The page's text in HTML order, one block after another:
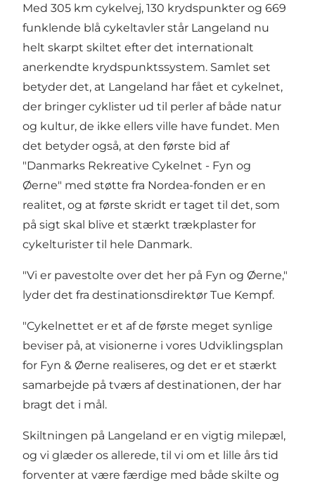
Med 305 km cykelvej, 130 krydspunkter og 669
funklende blå cykeltavler står Langeland nu
helt skarpt skiltet efter det internationalt
anerkendte krydspunktssystem. Samlet set
betyder det, at Langeland har fået et cykelnet,
der bringer cyklister ud til perler af både natur
og kultur, de ikke ellers ville have fundet. Men
det betyder også, at den første bid af
"Danmarks Rekreative Cykelnet - Fyn og
Øerne" med støtte fra Nordea-fonden er en
realitet, og at første skridt er taget til det, som
på sigt skal blive et stærkt trækplaster for
cykelturister til hele Danmark.
"Vi er pavestolte over det her på Fyn og Øerne,"
lyder det fra destinationsdirektør Tue Kempf.
"Cykelnettet er et af de første meget synlige
beviser på, at visionerne i vores Udviklingsplan
for Fyn & Øerne realiseres, og det er et stærkt
samarbejde på tværs af destinationen, der har
bragt det i mål.
Skiltningen på Langeland er en vigtig milepæl,
og vi glæder os allerede, til vi om et lille års tid
forventer at være færdige med både skilte og